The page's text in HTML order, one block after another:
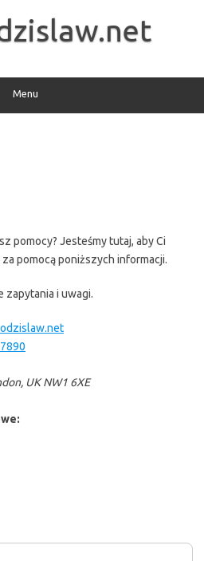
Menu
pomocy? Jesteśmy tutaj, aby Ci
pomocą poniższych informacji.
zapytania i uwagi.
UK NW1 6XE